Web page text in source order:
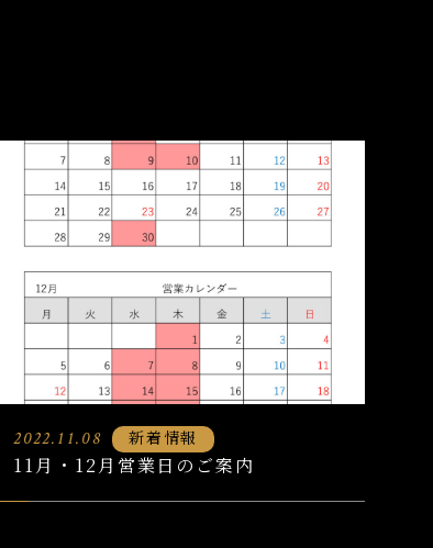
2022.11.08 新着情報
11月・12月営業日のご案内